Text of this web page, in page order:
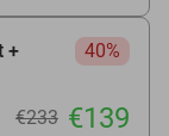
+
40%
€233 €139